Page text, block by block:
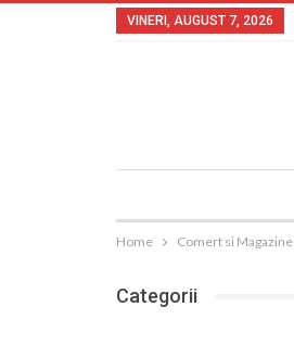
VINERI, AUGUST 7, 2026
Home Comert si Magazine
Categorii